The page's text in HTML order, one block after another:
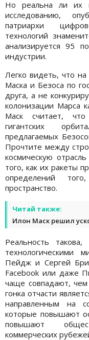
Но реальна ли их
исследованию,
патриархи
технологий
анализируется 95
индустрии.
Легко видеть, что
Маска и Безоса по
друга, а не
колонизации Марса
Маск считает,
гигантских
предлагаемых
Прочтите между
космическую
того, как их ракеты
определений
пространство.
Читай также:
Илон Маск решил
Реальность
технологическими
Пейдж и Сергей
Facebook или даже
чаще совпадают, чем
гонка отчасти
направленным на
которые повышают
повышают
коммерческих